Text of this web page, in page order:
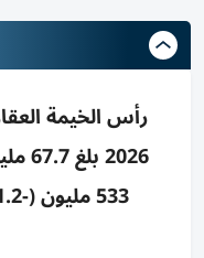
رأس الخيمة